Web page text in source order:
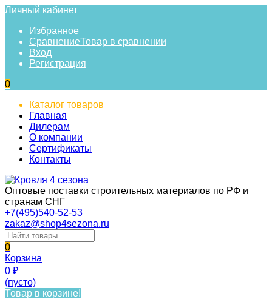
Личный кабинет
Избранное
СравнениеТовар в сравнении
Вход
Регистрация
0
Каталог товаров
Главная
Дилерам
О компании
Сертификаты
Контакты
Оптовые поставки строительных материалов по РФ и
странам СНГ
+7(495)540-52-53
zakaz@shop4sezona.ru
0
Корзина
0 ₽
(пусто)
Товар в корзине!